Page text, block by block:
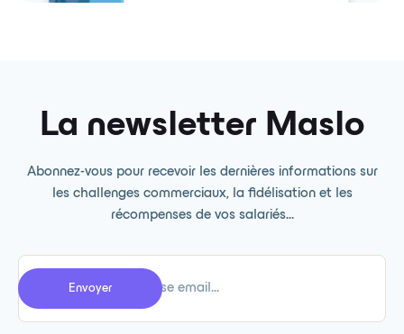
La newsletter Maslo
Abonnez-vous pour recevoir les dernières informations sur
les challenges commerciaux, la fidélisation et les
récompenses de vos salariés...